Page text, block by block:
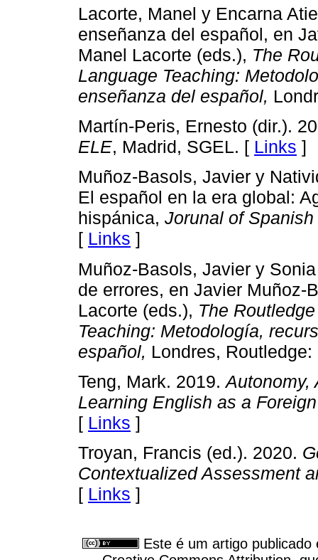
Lacorte, Manel y Encarna
enseñanza del español, en
Manel Lacorte (eds.), The
Language Teaching:
enseñanza del español,
Martín-Peris, Ernesto (dir.).
ELE, Madrid, SGEL. [ Links ]
Muñoz-Basols, Javier y
El español en la era global:
hispánica, Jorunal of
[ Links ]
Muñoz-Basols, Javier y
de errores, en Javier Muñoz-
Lacorte (eds.), The
Teaching: Metodología,
español, Londres,
Teng, Mark. 2019.Autonomy,
Learning English as a
[ Links ]
Troyan, Francis (ed.). 2020.
Contextualized Assessment
[ Links ]
Este é um artigo